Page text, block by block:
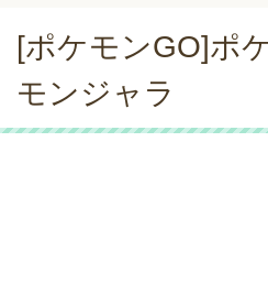
[ポケモンGO]ポ
モンジャラ